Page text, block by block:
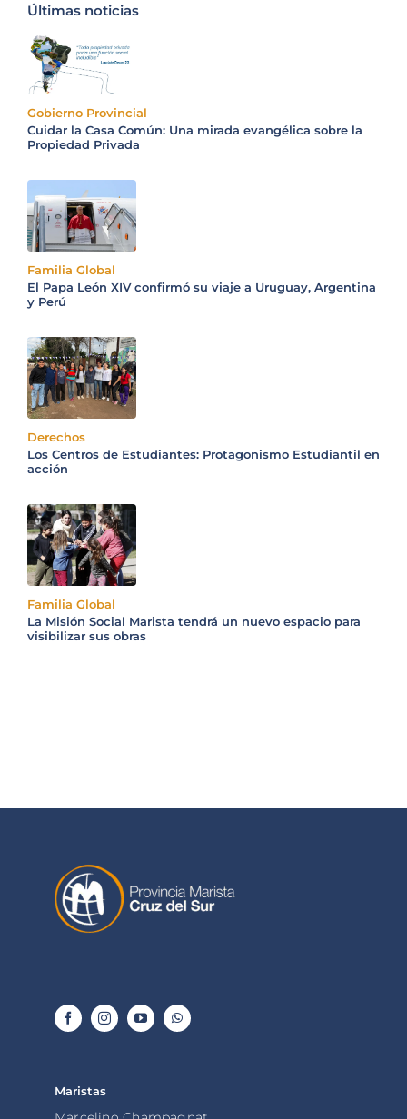
Últimas noticias
Gobierno Provincial
Cuidar la Casa Común: Una mirada evangélica sobre la
Propiedad Privada
Familia Global
El Papa León XIV confirmó su viaje a Uruguay, Argentina
y Perú
Derechos
Los Centros de Estudiantes: Protagonismo Estudiantil en
acción
Familia Global
La Misión Social Marista tendrá un nuevo espacio para
visibilizar sus obras
Maristas